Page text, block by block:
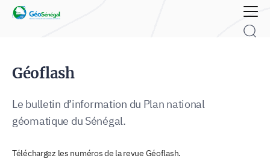
Rechercher :
Géoflash
Le bulletin d’information du Plan national
géomatique du Sénégal.
Téléchargez les numéros de la revue Géoflash.